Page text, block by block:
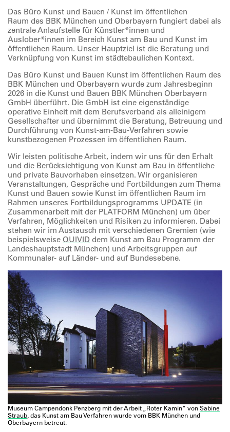
Das Büro Kunst und Bauen / Kunst im öffentlichen
Raum des BBK München und Oberbayern fungiert dabei als
zentrale Anlaufstelle für Künstler*innen und
Auslober*innen im Bereich Kunst am Bau und Kunst im
öffentlichen Raum. Unser Hauptziel ist die Beratung und
Verknüpfung von Kunst im städtebaulichen Kontext.
Das Büro Kunst und Bauen Kunst im öffentlichen Raum des
BBK München und Oberbayern wurde zum Jahresbeginn
2026 in die Kunst und Bauen BBK München Oberbayern
GmbH überführt. Die GmbH ist eine eigenständige
operative Einheit mit dem Berufsverband als alleinigem
Gesellschafter und übernimmt die Beratung, Betreuung und
Durchführung von Kunst-am-Bau-Verfahren sowie
kunstbezogenen Prozessen im öffentlichen Raum.
Wir leisten politische Arbeit, indem wir uns für den Erhalt
und die Berücksichtigung von Kunst am Bau in öffentliche
und private Bauvorhaben einsetzen. Wir organisieren
Veranstaltungen, Gespräche und Fortbildungen zum Thema
Kunst und Bauen sowie Kunst im öffentlichen Raum im
Rahmen unseres Fortbildungsprogramms UPDATE (in
Zusammenarbeit mit der PLATFORM München) um über
Verfahren, Möglichkeiten und Risiken zu informieren. Dabei
stehen wir im Austausch mit verschiedenen Gremien (wie
beispielsweise QUIVID dem Kunst am Bau Programm der
Landeshauptstadt München) und Arbeitsgruppen auf
Kommunaler- auf Länder- und auf Bundesebene.
Museum Campendonk Penzberg mit der Arbeit „Roter Kamin“ vonSabine
Straub, das Kunst am Bau Verfahren wurde vom BBK München und
Oberbayern betreut.